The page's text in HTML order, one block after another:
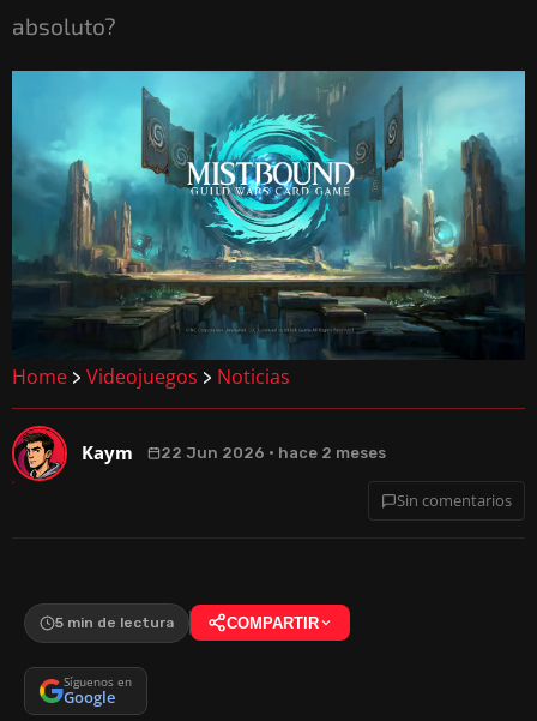
absoluto?
Home > Videojuegos > Noticias
Kaym 22 Jun 2026 · hace 2 meses
Sin comentarios
5 min de lectura COMPARTIR
Síguenos en
Google